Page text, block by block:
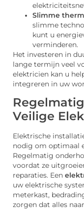
Slimme
slimme
kunt u
verminderen.
Het investeren in
lange termijn veel
elektricien kan u
integreren in uw
Veilige
Elektrische
nodig om optimaal
Regelmatig
voordat ze
reparaties. Een
uw elektrische
meterkast,
zorgen dat alles